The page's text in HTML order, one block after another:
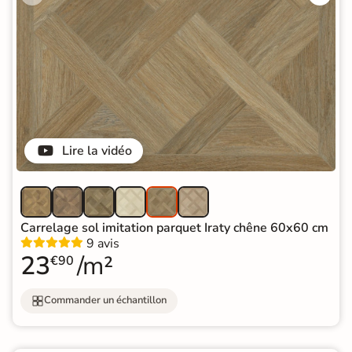
Lire la vidéo
Carrelage sol imitation parquet Iraty chêne 60x60 cm
9 avis
23€90 /m²
Commander un échantillon